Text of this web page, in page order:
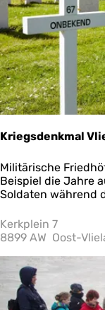
Kriegsdenkmal
K
r
i
g
s
e
k
m
Militärische
Beispiel die Jahre
Soldaten während
Kerkplein 7
8899 AW Oost-